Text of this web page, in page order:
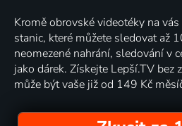
Kromě obrovské videotéky na
stanic, které můžete sledovat až
neomezené nahrání, sledování v
jako dárek. Získejte Lepší.TV bez
může být vaše již od 149 Kč